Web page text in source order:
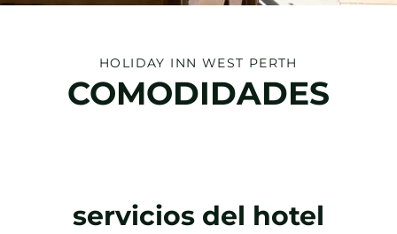
HOLIDAY INN WEST PERTH
COMODIDADES
servicios del hotel